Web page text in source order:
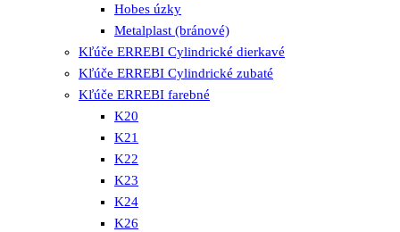
Hobes úzky
Metalplast (bránové)
Kľúče ERREBI Cylindrické dierkavé
Kľúče ERREBI Cylindrické zubaté
Kľúče ERREBI farebné
K20
K21
K22
K23
K24
K26